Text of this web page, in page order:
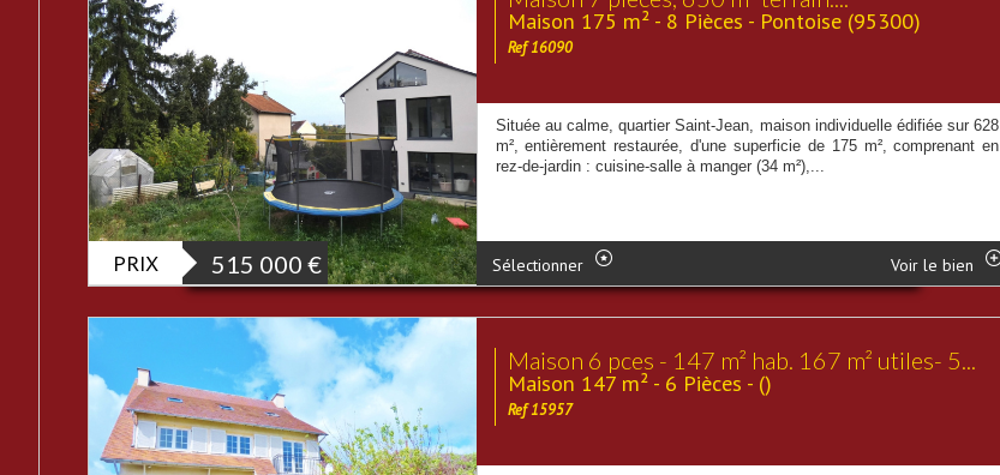
PRIX 515 000 €
Maison 175 m² - 8 Pièces - Pontoise (95300)
Ref 16090
Située au calme, quartier Saint-Jean, maison individuelle édifiée sur 628
m², entièrement restaurée, d'une superficie de 175 m², comprenant en
rez-de-jardin : cuisine-salle à manger (34 m²),...
Sélectionner Voir le bien
Maison 6 pces - 147 m² hab. 167 m² utiles- 5...
Maison 147 m² - 6 Pièces - ()
Ref 15957